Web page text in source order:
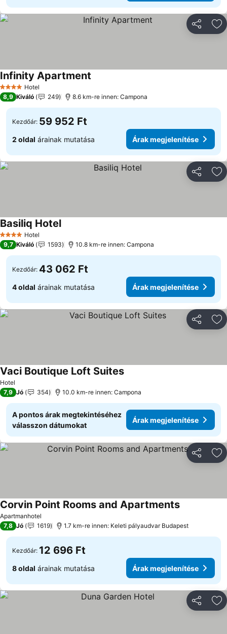
4 KategóriaHotel
Infinity Apartment
8,9 Kiváló 249 8.6 km-re innen: Campona
Kezdőár: 59 952 Ft
2 oldal árainak mutatása Árak megjelenítése
4 KategóriaHotel
Basiliq HotelÁrak megjelenítése
9,7 Kiváló 1593 10.8 km-re innen: Campona
Kezdőár: 43 062 Ft
4 oldal árainak mutatása Árak megjelenítése
Hotel
Vaci Boutique Loft SuitesÁrak megjelenítése
7,9 Jó 354 10.0 km-re innen: Campona
A pontos árak megtekintéséhez
válasszon dátumokat
Árak megjelenítése
Apartmanhotel
Corvin Point Rooms and ApartmentsÁrak
7,8 Jó 1619 1.7 km-re innen: Keleti pályaudvar Budapest
Kezdőár: 12 696 Ft
8 oldal árainak mutatása Árak megjelenítése